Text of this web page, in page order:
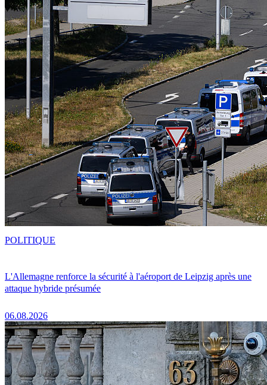
L'Allemagne renforce la sécurité à l'aéroport de Leipzig après une
attaque hybride présumée
06.08.2026
POLITIQUE